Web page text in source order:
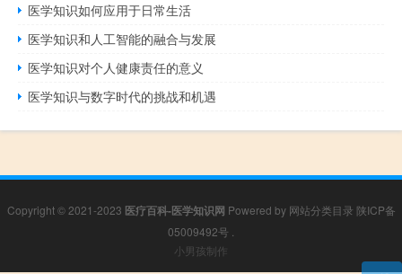
医学知识如何应用于日常生活
医学知识和人工智能的融合与发展
医学知识对个人健康责任的意义
医学知识与数字时代的挑战和机遇
Copyright © 2021-2023 医疗百科-医学知识网 Powered by 网站分类目录 陕ICP备
05009492号
小男孩制作